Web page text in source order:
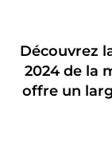
Découvrez
2024 de la
offre un